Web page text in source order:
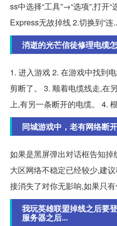
ss中选择“工具”→“选项”,打开
Express无故掉线 2.切换到“连
消逝的光芒信徒修理电缆
1. 进入游戏 2. 在游戏中找到
剪断了。 3. 顺着电缆线走,在
上,有另一条断开的电缆。 4.
同城游戏中，老有网络断
如果是黑屏弹出对话框告知
大区网络不稳定已经较少,建
接消失了对你无影响,如果只有
我玩英雄联盟掉线之后要
服务器之后...